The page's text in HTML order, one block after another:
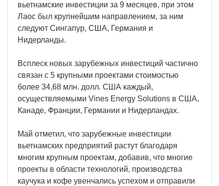
вьетнамские инвестиции за 9 месяцев, при этом
Лаос был крупнейшим направлением, за ним
следуют Сингапур, США, Германия и
Нидерланды.
Всплеск новых зарубежных инвестиций частично
связан с 5 крупными проектами стоимостью
более 34,68 млн. долл. США каждый,
осуществляемыми Vines Energy Solutions в США,
Канаде, Франции, Германии и Нидерландах.
Май отметил, что зарубежные инвестиции
вьетнамских предприятий растут благодаря
многим крупным проектам, добавив, что многие
проекты в области технологий, производства
каучука и кофе увенчались успехом и отправили